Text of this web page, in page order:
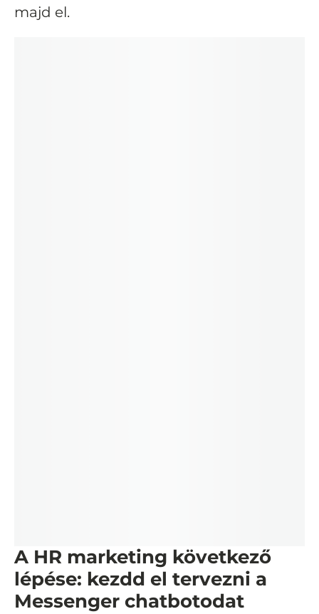
majd el.
A HR marketing következő
lépése: kezdd el tervezni a
Messenger chatbotodat